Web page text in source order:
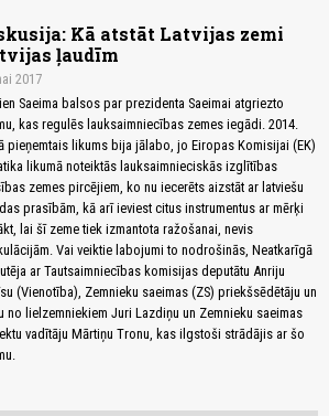
Kā atstāt Latvijas zemi
ļaudīm
2017
Saeima balsos par prezidenta Saeimai atgriezto
kas regulēs lauksaimniecības zemes iegādi. 2014.
pieņemtais likums bija jālabo, jo Eiropas Komisijai (EK)
likumā noteiktās lauksaimnieciskās izglītības
zemes pircējiem, ko nu iecerēts aizstāt ar latviešu
prasībām, kā arī ieviest citus instrumentus ar mērķi
lai šī zeme tiek izmantota ražošanai, nevis
Vai veiktie labojumi to nodrošinās, Neatkarīgā
ar Tautsaimniecības komisijas deputātu Anriju
(Vienotība), Zemnieku saeimas (ZS) priekšsēdētāju un
no lielzemniekiem Juri Lazdiņu un Zemnieku saeimas
vadītāju Mārtiņu Tronu, kas ilgstoši strādājis ar šo